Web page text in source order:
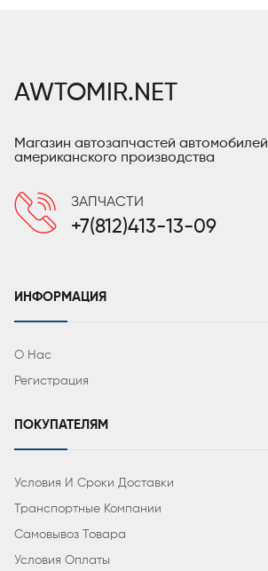
AWTOMIR.NET
Магазин автозапчастей автомобилей
американского производства
ЗАПЧАСТИ
+7(812)413-13-09
ИНФОРМАЦИЯ
О Нас
Регистрация
ПОКУПАТЕЛЯМ
Условия И Сроки Доставки
Транспортные Компании
Самовывоз Товара
Условия Оплаты